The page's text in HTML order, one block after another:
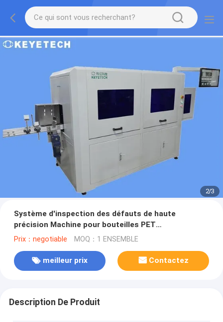
2/3
Système d'inspection des défauts de haute
précision Machine pour bouteilles PET
transparentes
Prix：negotiable MOQ：1 ENSEMBLE
meilleur prix Contactez
Description De Produit